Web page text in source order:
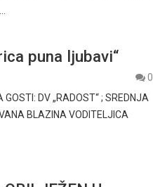
puna ljubavi“
0
DV „RADOST“ ; SREDNJA
BLAZINA VODITELJICA